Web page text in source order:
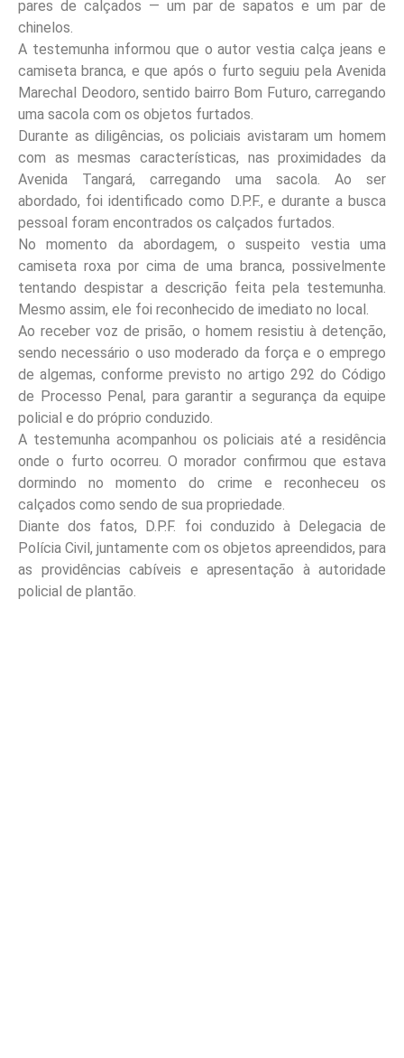
pares de calçados — um par de sapatos e um par de
chinelos.
A testemunha informou que o autor vestia calça jeans e
camiseta branca, e que após o furto seguiu pela Avenida
Marechal Deodoro, sentido bairro Bom Futuro, carregando
uma sacola com os objetos furtados.
Durante as diligências, os policiais avistaram um homem
com as mesmas características, nas proximidades da
Avenida Tangará, carregando uma sacola. Ao ser
abordado, foi identificado como D.P.F., e durante a busca
pessoal foram encontrados os calçados furtados.
No momento da abordagem, o suspeito vestia uma
camiseta roxa por cima de uma branca, possivelmente
tentando despistar a descrição feita pela testemunha.
Mesmo assim, ele foi reconhecido de imediato no local.
Ao receber voz de prisão, o homem resistiu à detenção,
sendo necessário o uso moderado da força e o emprego
de algemas, conforme previsto no artigo 292 do Código
de Processo Penal, para garantir a segurança da equipe
policial e do próprio conduzido.
A testemunha acompanhou os policiais até a residência
onde o furto ocorreu. O morador confirmou que estava
dormindo no momento do crime e reconheceu os
calçados como sendo de sua propriedade.
Diante dos fatos, D.P.F. foi conduzido à Delegacia de
Polícia Civil, juntamente com os objetos apreendidos, para
as providências cabíveis e apresentação à autoridade
policial de plantão.